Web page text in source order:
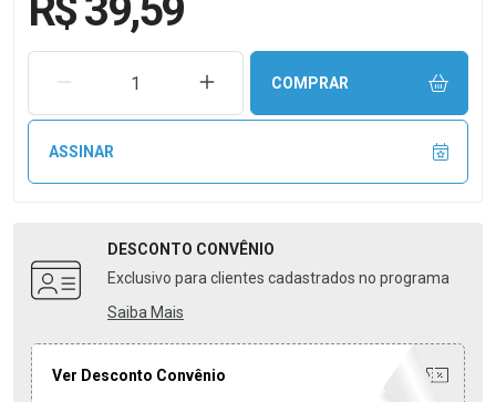
R$ 39,59
REMOVER UMA UNIDADEAUMENTAR UMA UNIDADE
COMPRAR
ASSINAR
DESCONTO CONVÊNIO
Exclusivo para clientes cadastrados no programa
Saiba Mais
Ver Desconto Convênio